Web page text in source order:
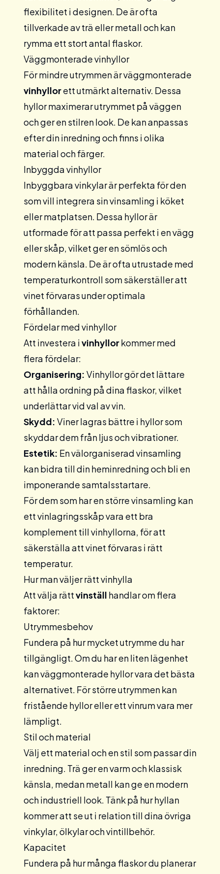
flexibilitet i designen. De är ofta
tillverkade av trä eller metall och kan
rymma ett stort antal flaskor.
Väggmonterade vinhyllor
För mindre utrymmen är väggmonterade
vinhyllorett utmärkt alternativ. Dessa
hyllor maximerar utrymmet på väggen
och ger en stilren look. De kan anpassas
efter din inredning och finns i olika
material och färger.
Inbyggda vinhyllor
Inbyggbaravinkylarär perfekta för den
som vill integrera sin vinsamling i köket
eller matplatsen. Dessa hyllor är
utformade för att passa perfekt i en vägg
eller skåp, vilket ger en sömlös och
modern känsla. De är ofta utrustade med
temperaturkontroll som säkerställer att
vinet förvaras under optimala
förhållanden.
Fördelar med vinhyllor
Att investera ivinhyllorkommer med
flera fördelar:
Organisering: Vinhyllor gör det lättare
att hålla ordning på dina flaskor, vilket
underlättar vid val av vin.
Skydd: Viner lagras bättre i hyllor som
skyddar dem från ljus och vibrationer.
Estetik: En välorganiserad vinsamling
kan bidra till din heminredning och bli en
imponerande samtalsstartare.
För dem som har en större vinsamling kan
ettvinlagringsskåpvara ett bra
komplement till vinhyllorna, för att
säkerställa att vinet förvaras i rätt
temperatur.
Hur man väljer rätt vinhylla
Att välja rättvinställ handlar om flera
faktorer:
Utrymmesbehov
Fundera på hur mycket utrymme du har
tillgängligt. Om du har en liten lägenhet
kan väggmonterade hyllor vara det bästa
alternativet. För större utrymmen kan
fristående hyllor eller ett vinrum vara mer
lämpligt.
Stil och material
Välj ett material och en stil som passar din
inredning. Trä ger en varm och klassisk
känsla, medan metall kan ge en modern
och industriell look. Tänk på hur hyllan
kommer att se ut i relation till dina övriga
vinkylar,ölkylaroch vintillbehör.
Kapacitet
Fundera på hur många flaskor du planerar